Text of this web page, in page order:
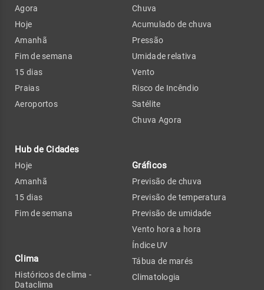
Agora
Hoje
Amanhã
Fim de semana
15 dias
Praias
Aeroportos
Hub de Cidades
Hoje
Amanhã
15 dias
Fim de semana
Clima
Históricos de clima -
Dataclima
Chuva
Acumulado de chuva
Pressão
Umidade relativa
Vento
Risco de Incêndio
Satélite
Chuva Agora
Gráficos
Previsão de chuva
Previsão de temperatura
Previsão de umidade
Vento hora a hora
Índice UV
Tábua de marés
Climatologia